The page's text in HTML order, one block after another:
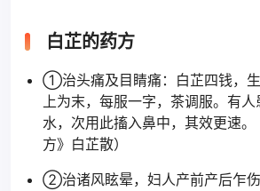
白芷的药方
①治头痛及目睛痛：白芷四钱，生
上为末，每服一字，茶调服。有
水，次用此搐入鼻中，其效更速
方》白芷散）
②治诸风眩晕，妇人产前产后乍